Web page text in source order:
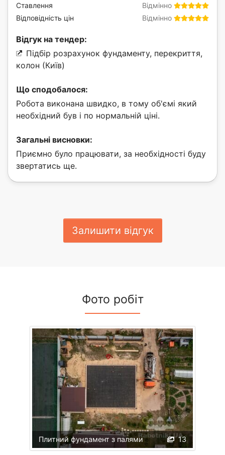
Відмінно
Ставлення
Відмінно
Відповідність цін
Відгук на тендер:
Підбір розрахунок фундаменту, перекриття,
колон (Київ)
Що сподобалося:
Робота виконана швидко, в тому об'ємі який
необхідний був і по нормальній ціні.
Загальні висновки:
Приємно було працювати, за необхідності буду
звертатись ще.
Залишити відгук
Фото робіт
13
Плитний фундамент з палями